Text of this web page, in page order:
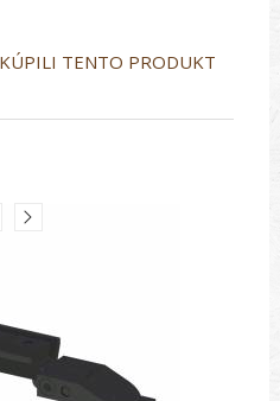
TENTO PRODUKT